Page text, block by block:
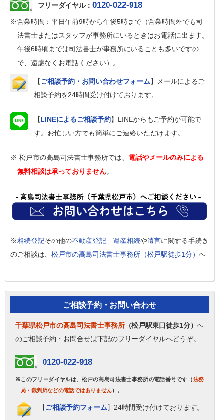
フリーダイヤル： 0120-022-918
※営業時間：平日午前9時から午後5時まで（営業時間外でも司
法書士またはスタッフが事務所にいるときはお電話に出ます。
午後6時頃までは司法書士が事務所にいることも多いですの
で、遠慮なくお電話ください）。
【ご相談予約・お問い合わせフォーム】メールによるご
相談予約を24時間受け付けております。
【LINEによるご相談予約】LINEからもご予約が可能で
す。お忙しい方でも簡単にご連絡いただけます。
※ 松戸市の高島司法書士事務所では、 電話やメールのみによる
無料相談は承っておりません。
※相続登記その他の不動産登記 遺産相続や遺言に関する手続き
のご相談は、 松戸市の高島司法書士事務所（松戸駅徒歩1分） へ
ご相談予約・お問い合わせ
千葉県松戸市の高島司法書士事務所 （松戸駅東口徒歩1分） へ
のご相談予約・お問合せは下記のフリーダイヤルへどうぞ。
0120-022-918
※このフリーダイヤルは、松戸の高島司法書士事務所の電話番号です（法務
局・裁判所などの電話ではありません）。
【ご相談予約フォーム】24時間受け付けております。